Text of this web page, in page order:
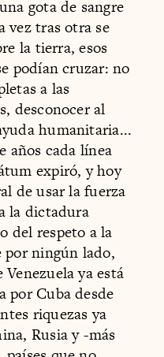
gota de sangre
vez tras otra se
la tierra, esos
podían cruzar: no
a las
desconocer al
humanitaria...
años cada línea
expiró, y hoy
de usar la fuerza
la dictadura
del respeto a la
por ningún lado,
ya está
Cuba desde
riquezas ya
Rusia y -más